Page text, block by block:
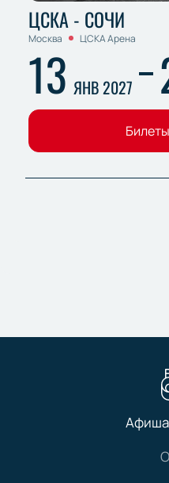
ЦСКА - СОЧИ
Москва ЦСКА Арена
13 ЯНВ 2027